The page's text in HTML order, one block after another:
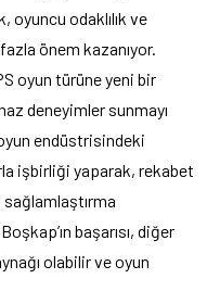
odaklılık ve
önem kazanıyor.
oyun türüne yeni bir
deneyimler sunmayı
endüstrisindeki
işbirliği yaparak, rekabet
başarısı, diğer
olabilir ve oyun